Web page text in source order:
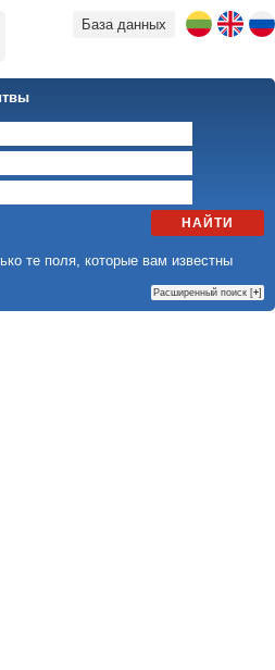
База данных
НАЙТИ
те поля, которые вам известны
Расширенный поиск [+]